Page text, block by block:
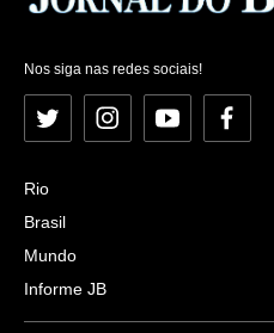
Nos siga nas redes sociais!
Twitter InstagramYouTube
Rio
Brasil
Mundo
Informe JB